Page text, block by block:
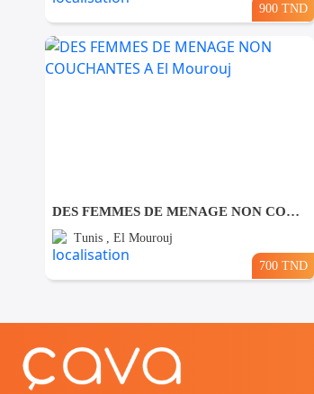
900 TND
DES FEMMES DE MENAGE NON COUCHANTES A El Mourouj
Tunis , El Mourouj
700 TND